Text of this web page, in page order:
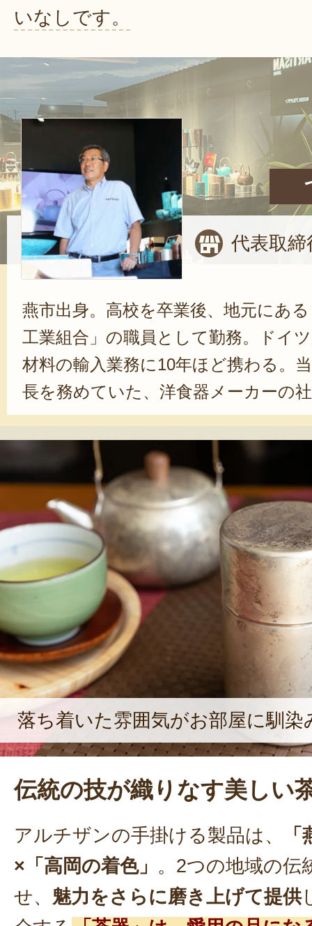
いなしです。
代表取締
燕市出身。高校を卒業後、地元にあ
工業組合」の職員として勤務。ドイ
材料の輸入業務に10年ほど携わる。
長を務めていた、洋食器メーカーの
買われ、営業マンとして転職。23年
に、「着色技術」に出会う。最初は
ッと観ただけだったというが、その
さに心惹かれ、それが頭からずっと
う。「燕市の高品質な食器に着色技
れだけ素晴らしい商品ができるのだ
た長澤さん。ついには、仕事のツテ
る着色会社を紹介してもらい、それ
て株式会社アルチザンを設立するに
落ち着いた雰囲気がお部屋に馴染
伝統の技が織りなす美しい
アルチザンの手掛ける製品は、
×「高岡の着色」 。2つの地域の伝
せ、 魅力をさらに磨き上げて提供